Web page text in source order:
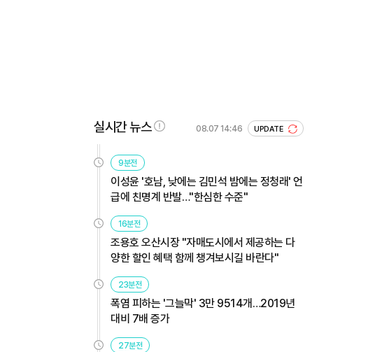
실시간 뉴스 08.07 14:46 UPDATE
9분전
이성윤 '호남, 낮에는 김민석 밤에는 정청래' 언
급에 친명계 반발…"한심한 수준"
16분전
조용호 오산시장 "자매도시에서 제공하는 다
양한 할인 혜택 함께 챙겨보시길 바란다"
23분전
폭염 피하는 '그늘막' 3만 9514개…2019년
대비 7배 증가
27분전